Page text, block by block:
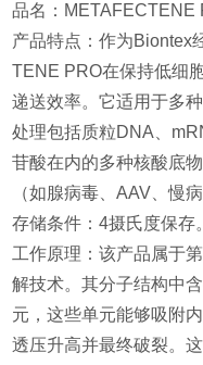
品名：METAFECTENE
产品特点：作为Biontex
TENE PRO在保持低细
递送效率。它适用于多
处理包括质粒DNA、
苷酸在内的多种核酸底
（如腺病毒、AAV、慢
存储条件：4摄氏度保存。
工作原理：该产品属于
解技术。其分子结构中
元，这些单元能够吸附
透压升高并最终破裂。